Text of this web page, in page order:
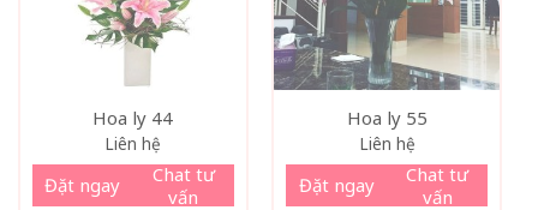
Hoa ly 44
Liên hệ
Đặt ngay
Chat tư
vấn
Hoa ly 55
Liên hệ
Đặt ngay
Chat tư
vấn